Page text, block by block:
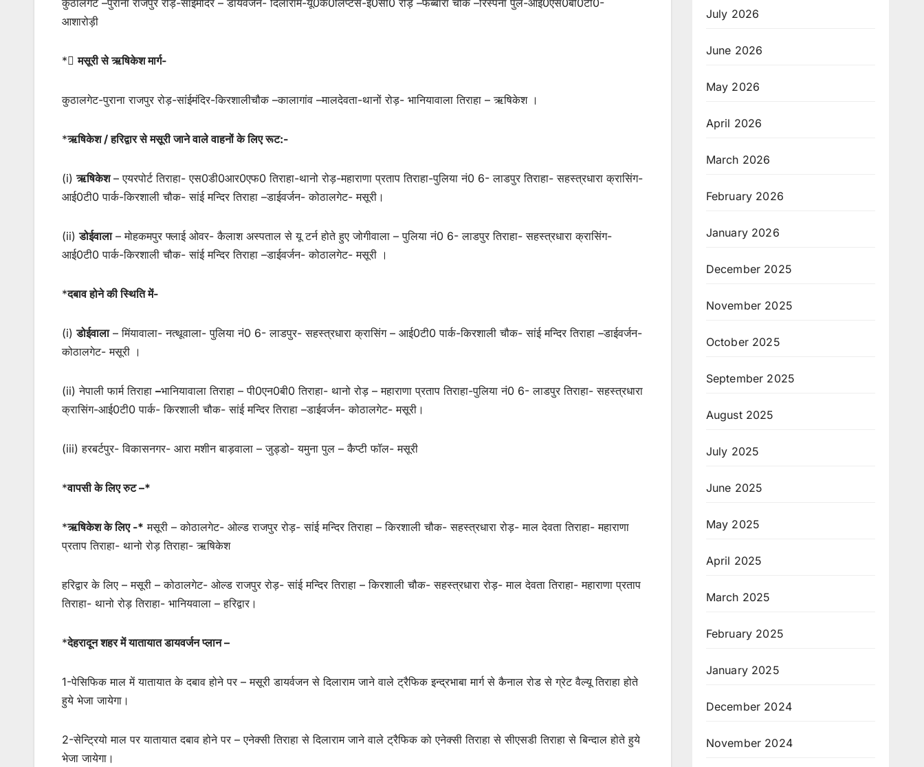
कुठालगेट –पुराना राजपुर रोड़-सांईमंदिर – डायवर्जन- दिलाराम-यू0के0लिप्टस-ई0सी0 रोड़ –फब्बारा चौक –रिस्पना पुल-आई0एस0बी0टी0-
आशारोड़ी
*मसूरी से ऋषिकेश मार्ग-
कुठालगेट-पुराना राजपुर रोड़-सांईमंदिर-किरशालीचौक –कालागांव –मालदेवता-थानों रोड़- भानियावाला तिराहा – ऋषिकेश ।
*ऋषिकेश / हरिद्वार से मसूरी जाने वाले वाहनों के लिए रूट:-
(i)ऋषिकेश– एयरपोर्ट तिराहा- एस0डी0आर0एफ0 तिराहा-थानो रोड़-महाराणा प्रताप तिराहा-पुलिया नं0 6- लाडपुर तिराहा- सहस्त्रधारा क्रासिंग-
आई0टी0 पार्क-किरशाली चौक- सांई मन्दिर तिराहा –डाईवर्जन- कोठालगेट- मसूरी।
(ii)डोईवाला– मोहकमपुर फ्लाई ओवर- कैलाश अस्पताल से यू टर्न होते हुए जोगीवाला – पुलिया नं0 6- लाडपुर तिराहा- सहस्त्रधारा क्रासिंग-
आई0टी0 पार्क-किरशाली चौक- सांई मन्दिर तिराहा –डाईवर्जन- कोठालगेट- मसूरी ।
*दबाव होने की स्थिति में-
(i)डोईवाला– मिंयावाला- नत्थूवाला- पुलिया नं0 6- लाडपुर- सहस्त्रधारा क्रासिंग – आई0टी0 पार्क-किरशाली चौक- सांई मन्दिर तिराहा –डाईवर्जन-
कोठालगेट- मसूरी ।
(ii) नेपाली फार्म तिराहा –भानियावाला तिराहा – पी0एन0बी0 तिराहा- थानो रोड़ – महाराणा प्रताप तिराहा-पुलिया नं0 6- लाडपुर तिराहा- सहस्त्रधारा
क्रासिंग-आई0टी0 पार्क- किरशाली चौक- सांई मन्दिर तिराहा –डाईवर्जन- कोठालगेट- मसूरी।
(iii) हरबर्टपुर- विकासनगर- आरा मशीन बाड़वाला – जुड्डो- यमुना पुल – कैप्टी फॉल- मसूरी
*वापसी के लिए रुट –*
*ऋषिकेश के लिए -* मसूरी – कोठालगेट- ओल्ड राजपुर रोड़- सांई मन्दिर तिराहा – किरशाली चौक- सहस्त्रधारा रोड़- माल देवता तिराहा- महाराणा
प्रताप तिराहा- थानो रोड़ तिराहा- ऋषिकेश
हरिद्वार के लिए – मसूरी – कोठालगेट- ओल्ड राजपुर रोड़- सांई मन्दिर तिराहा – किरशाली चौक- सहस्त्रधारा रोड़- माल देवता तिराहा- महाराणा प्रताप
तिराहा- थानो रोड़ तिराहा- भानियवाला – हरिद्वार।
*देहरादून शहर में यातायात डायवर्जन प्लान –
1-पेसिफिक माल में यातायात के दबाव होने पर – मसूरी डायर्वजन से दिलाराम जाने वाले ट्रैफिक इन्द्रभाबा मार्ग से कैनाल रोड से ग्रेट वैल्यू तिराहा होते
हुये भेजा जायेगा।
2-सेन्ट्रियो माल पर यातायात दबाव होने पर – एनेक्सी तिराहा से दिलाराम जाने वाले ट्रैफिक को एनेक्सी तिराहा से सीएसडी तिराहा से बिन्दाल होते हुये
भेजा जायेगा।
July 2026
June 2026
May 2026
April 2026
March 2026
February 2026
January 2026
December 2025
November 2025
October 2025
September 2025
August 2025
July 2025
June 2025
May 2025
April 2025
March 2025
February 2025
January 2025
December 2024
November 2024